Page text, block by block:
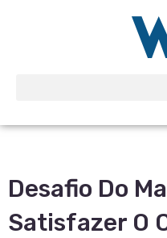
Desafio Do
Satisfazer O